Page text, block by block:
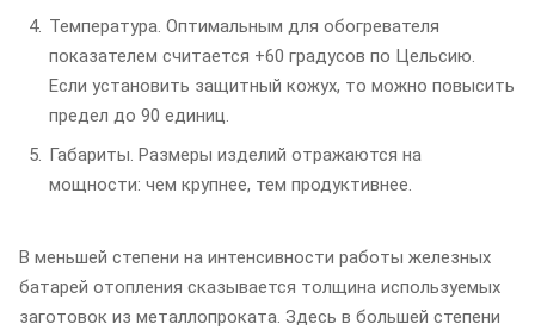
Температура. Оптимальным для обогревателя
показателем считается +60 градусов по Цельсию.
Если установить защитный кожух, то можно повысить
предел до 90 единиц.
Габариты. Размеры изделий отражаются на
мощности: чем крупнее, тем продуктивнее.
В меньшей степени на интенсивности работы железных
батарей отопления сказывается толщина используемых
заготовок из металлопроката. Здесь в большей степени